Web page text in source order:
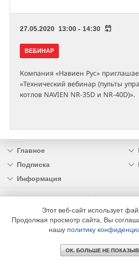
27.05.2020 13:00 - 14:30
ВЕБИНАР
Компания «Навиен Рус»
«Технический вебинар (пульты
котлов NAVIEN NR-35D и NR-40D)».
Главное
Подписка
Информация
Этот веб-сайт использует
Продолжая просмотр сайта, Вы
нашу политику
ОК. БОЛЬШЕ НЕ